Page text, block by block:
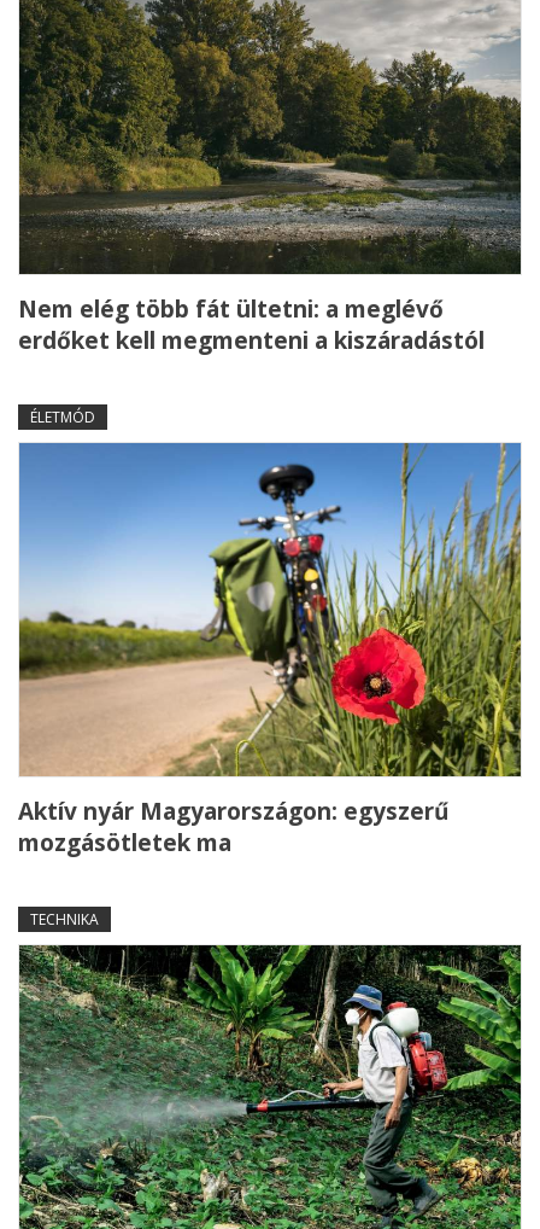
Nem elég több fát ültetni: a meglévő
erdőket kell megmenteni a kiszáradástól
ÉLETMÓD
Aktív nyár Magyarországon: egyszerű
mozgásötletek ma
TECHNIKA